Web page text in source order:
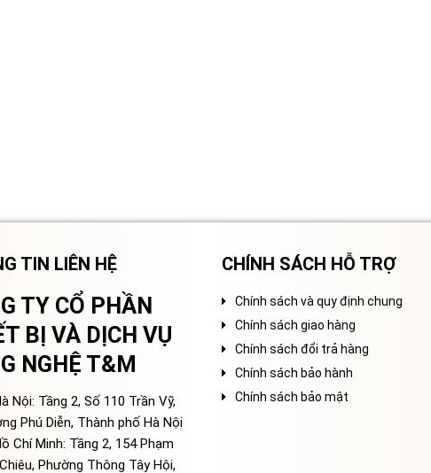
TIN LIÊN HỆ
TY CỔ PHẦN
BỊ VÀ DỊCH VỤ
NGHỆ T&M
Nội: Tầng 2, Số 110 Trần Vỹ,
Phú Diễn, Thành phố Hà Nội
Chí Minh: Tầng 2, 154 Phạm
Phường Thông Tây Hội,
CHÍNH SÁCH HỖ TRỢ
Chính sách và quy định chung
Chính sách giao hàng
Chính sách đổi trả hàng
Chính sách bảo hành
Chính sách bảo mật